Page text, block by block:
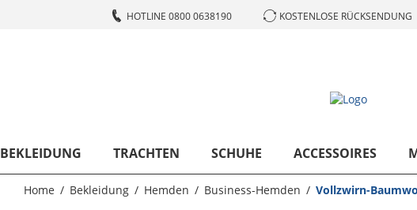
HOTLINE 0800 0638190 KOSTENLOSE RÜCKSENDUNG
BEKLEIDUNG TRACHTEN SCHUHE ACCESSOIRES
Home Bekleidung Hemden Business-Hemden Vollzwirn-